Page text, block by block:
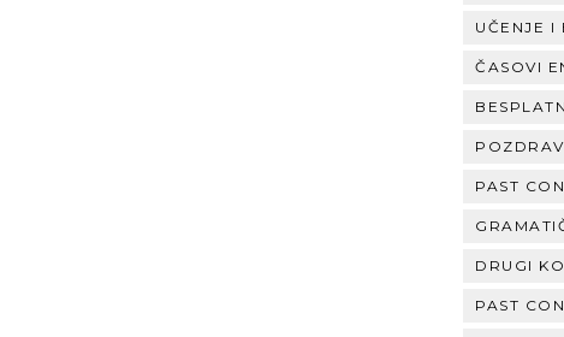
UČENJE I
ČASOVI
PAST
DRUGI
PAST